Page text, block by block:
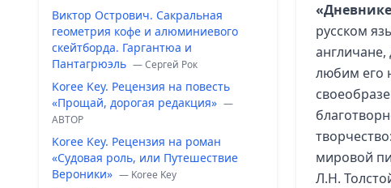
Виктор Острович. Сакральная
геометрия кофе и алюминиевого
скейтборда. Гаргантюа и
Пантагрюэль — Сергей Рок
Koree Key. Рецензия на повесть
«Прощай, дорогая редакция» —
ABTOP
Koree Key. Рецензия на роман
«Судовая роль, или Путешествие
Вероники» — Koree Key
русском
любим его
мировой
Л.Н.